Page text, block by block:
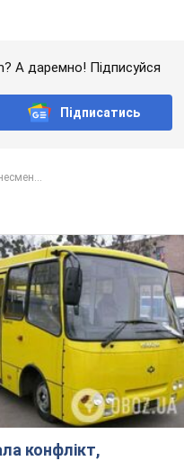
А даремно! Підписуйся
Підписатись
конфлікт,